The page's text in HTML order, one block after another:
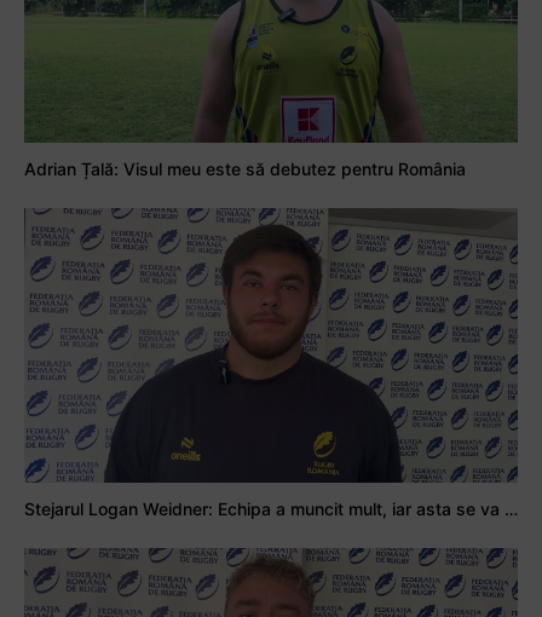
Adrian Țală: Visul meu este să debutez pentru România
Stejarul Logan Weidner: Echipa a muncit mult, iar asta se va vedea în meciurile de la Nations Cup